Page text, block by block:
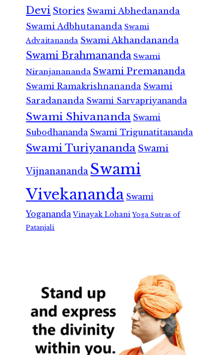
Devi Stories Swami Abhedananda
Swami Adbhutananda Swami
Advaitananda Swami Akhandananda
Swami Brahmananda Swami
Niranjanananda Swami Premananda
Swami Ramakrishnananda Swami
Saradananda Swami Sarvapriyananda
Swami Shivananda Swami
Subodhananda Swami Trigunatitananda
Swami Turiyananda Swami
Vijnanananda Swami
Vivekananda Swami
Yogananda Vinayak Lohani Yoga Sutras of
Patanjali